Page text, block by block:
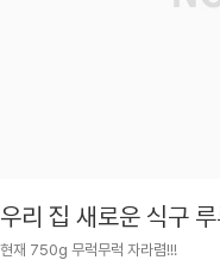
우리 집 새로운 식구
현재 750g 무럭무럭 자라렴!!!